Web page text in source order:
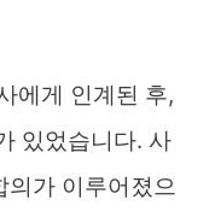
에게 인계된 후,
있었습니다. 사
의가 이루어졌으